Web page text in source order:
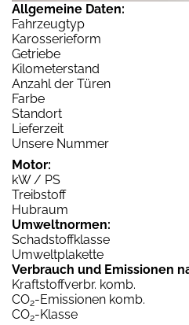
Allgemeine Daten:
Fahrzeugtyp
Karosserieform
Getriebe
Kilometerstand
Anzahl der Türen
Farbe
Standort
Lieferzeit
Unsere Nummer
Motor:
kW / PS
Treibstoff
Hubraum
Umweltnormen:
Schadstoffklasse
Umweltplakette
Verbrauch und Emissionen
Kraftstoffverbr. komb.
CO2-Emissionen komb.
CO2-Klasse